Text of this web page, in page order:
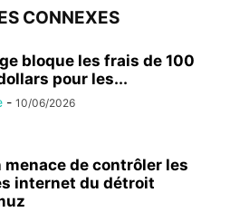
CONNEXES
bloque les frais de 100
pour les...
- 10/06/2026
menace de contrôler les
internet du détroit